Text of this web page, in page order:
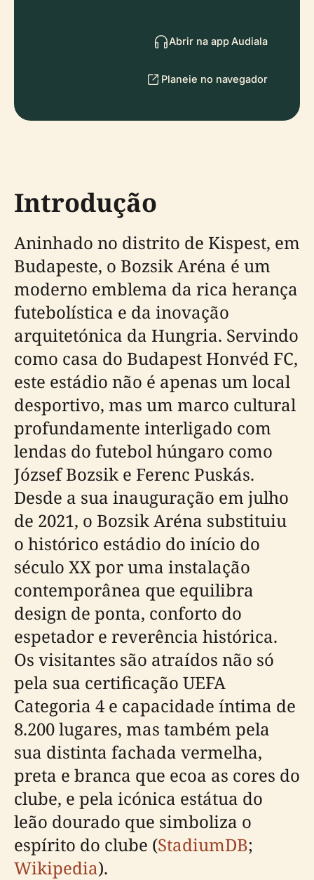
Abrir na app Audiala
Planeie no navegador
Introdução
Aninhado no distrito de Kispest, em
Budapeste, o Bozsik Aréna é um
moderno emblema da rica herança
futebolística e da inovação
arquitetónica da Hungria. Servindo
como casa do Budapest Honvéd FC,
este estádio não é apenas um local
desportivo, mas um marco cultural
profundamente interligado com
lendas do futebol húngaro como
József Bozsik e Ferenc Puskás.
Desde a sua inauguração em julho
de 2021, o Bozsik Aréna substituiu
o histórico estádio do início do
século XX por uma instalação
contemporânea que equilibra
design de ponta, conforto do
espetador e reverência histórica.
Os visitantes são atraídos não só
pela sua certificação UEFA
Categoria 4 e capacidade íntima de
8.200 lugares, mas também pela
sua distinta fachada vermelha,
preta e branca que ecoa as cores do
clube, e pela icónica estátua do
leão dourado que simboliza o
espírito do clube (StadiumDB;
Wikipedia).